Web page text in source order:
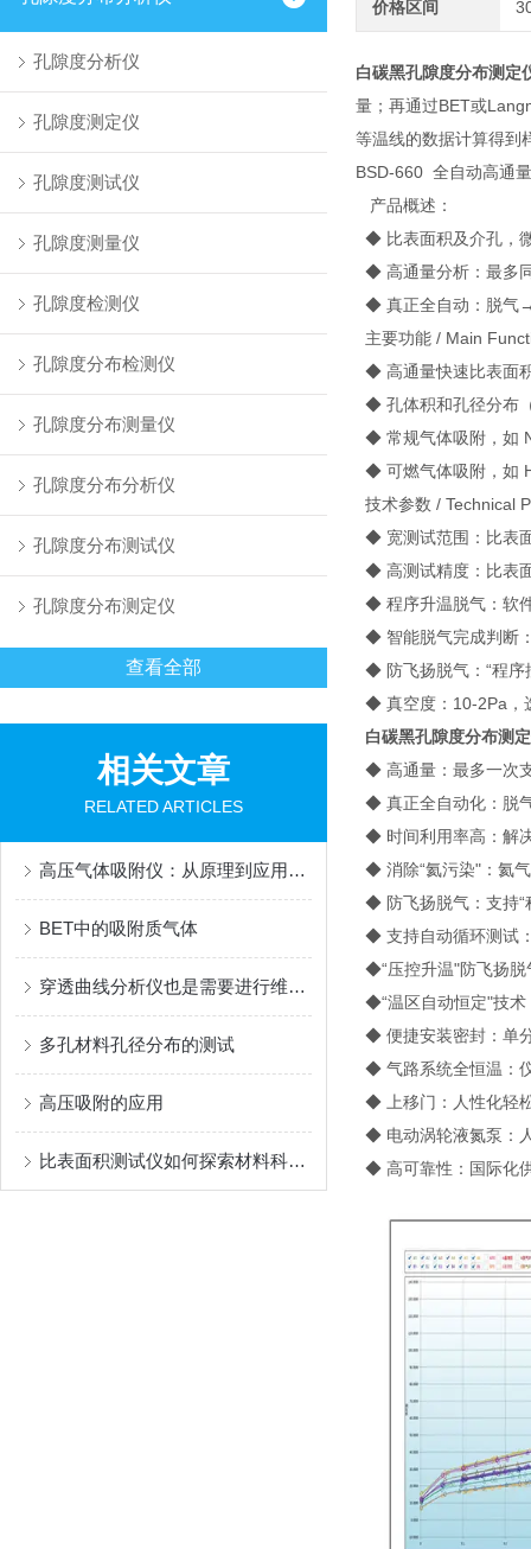
孔隙度分析仪
孔隙度测定仪
孔隙度测试仪
孔隙度测量仪
孔隙度检测仪
孔隙度分布检测仪
孔隙度分布测量仪
孔隙度分布分析仪
孔隙度分布测试仪
孔隙度分布测定仪
查看全部
相关文章
RELATED ARTICLES
高压气体吸附仪：从原理到应用的深度解析
BET中的吸附质气体
穿透曲线分析仪也是需要进行维护保养的
多孔材料孔径分布的测试
高压吸附的应用
比表面积测试仪如何探索材料科学？
价格区间
白碳黑孔隙度分布测定
量；再通过BET或
等温线的数据计算得到
BSD-660 全自动高通
产品概述：
◆ 比表面积及介孔，
◆ 高通量分析：最多
◆ 真正全自动：脱气
主要功能 / Main
◆ 高通量快速比表面
◆ 孔体积和孔径分布
◆ 常规气体吸附，如
◆ 可燃气体吸附，如
技术参数 / Technical
◆ 宽测试范围：比表
◆ 高测试精度：比表
◆ 程序升温脱气：软
◆ 智能脱气完成判断
◆ 防飞扬脱气：“程序
◆ 真空度：10-2Pa，
白碳黑孔隙度分布测
◆ 高通量：最多一次
◆ 真正全自动化：脱
◆ 时间利用率高：解
◆ 消除“氦污染"：氦
◆ 防飞扬脱气：支持“
◆ 支持自动循环测试
◆“压控升温"防飞扬脱
◆“温区自动恒定"技术
◆ 便捷安装密封：单
◆ 气路系统全恒温：
◆ 上移门：人性化轻
◆ 电动涡轮液氮泵：
◆ 高可靠性：国际化